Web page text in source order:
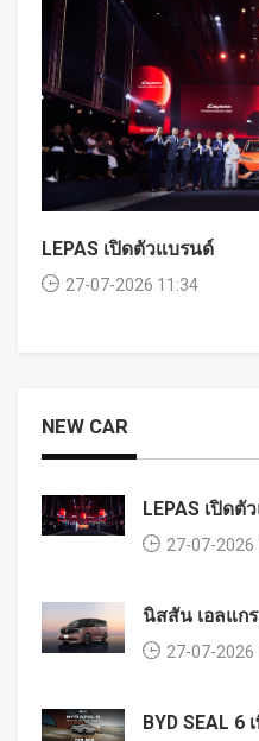
LEPAS เปิดตัวแบรนด์
27-07-2026 11:34
NEW CAR
LEPAS เปิดตั
27-07-2026
นิสสัน เอลแก
27-07-2026
BYD SEAL 6